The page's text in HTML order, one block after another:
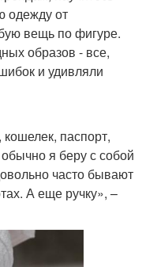
одежду от
вещь по фигуре.
образов - все,
и удивляли
паспорт,
я беру с собой
часто бывают
А еще ручку», –